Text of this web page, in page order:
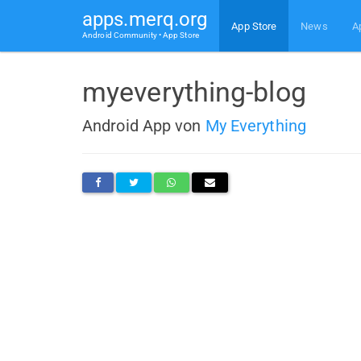
apps.merq.org
Android Community • App Store
App Store News
myeverything-blog
Android App von My Everything